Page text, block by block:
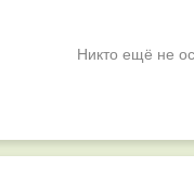
Никто ещё не